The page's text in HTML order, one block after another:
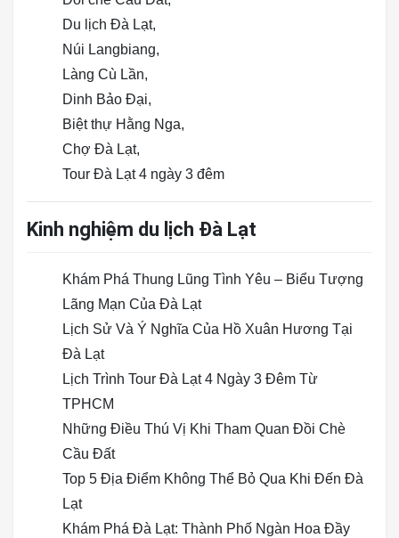
Du lịch Đà Lạt,
Núi Langbiang,
Làng Cù Lần,
Dinh Bảo Đại,
Biệt thự Hằng Nga,
Chợ Đà Lạt,
Tour Đà Lạt 4 ngày 3 đêm
Kinh nghiệm du lịch Đà Lạt
Khám Phá Thung Lũng Tình Yêu – Biểu Tượng
Lãng Mạn Của Đà Lạt
Lịch Sử Và Ý Nghĩa Của Hồ Xuân Hương Tại
Đà Lạt
Lịch Trình Tour Đà Lạt 4 Ngày 3 Đêm Từ
TPHCM
Những Điều Thú Vị Khi Tham Quan Đồi Chè
Cầu Đất
Top 5 Địa Điểm Không Thể Bỏ Qua Khi Đến Đà
Lạt
Khám Phá Đà Lạt: Thành Phố Ngàn Hoa Đầy